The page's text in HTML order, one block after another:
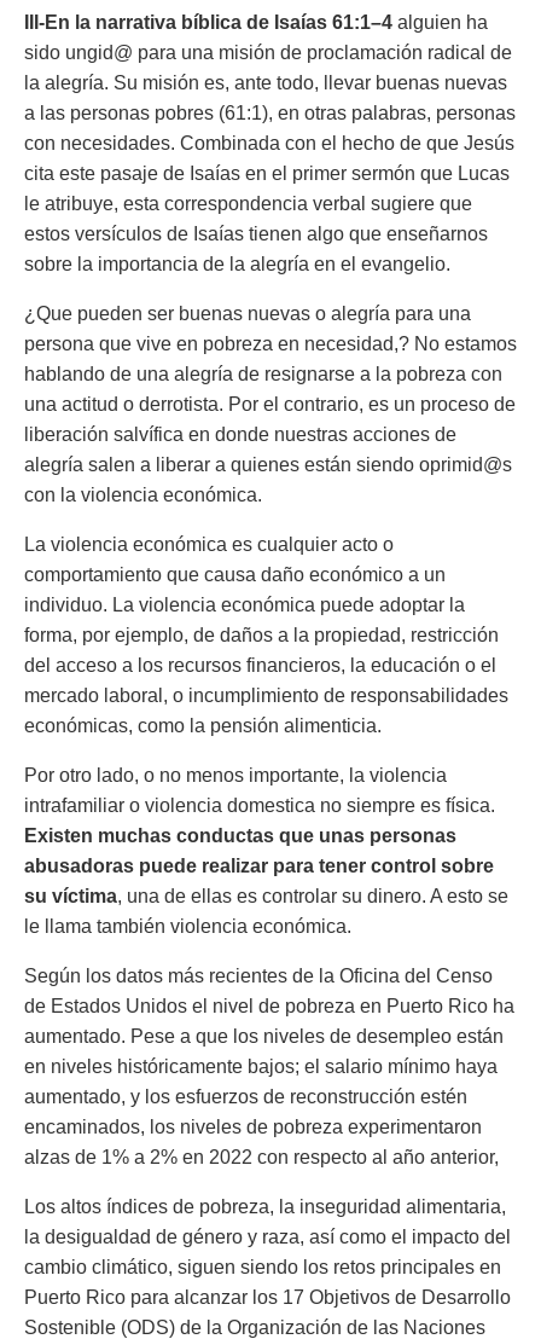
III-En la narrativa bíblica de Isaías 61:1–4 alguien ha
sido ungid@ para una misión de proclamación radical de
la alegría. Su misión es, ante todo, llevar buenas nuevas
a las personas pobres (61:1), en otras palabras, personas
con necesidades. Combinada con el hecho de que Jesús
cita este pasaje de Isaías en el primer sermón que Lucas
le atribuye, esta correspondencia verbal sugiere que
estos versículos de Isaías tienen algo que enseñarnos
sobre la importancia de la alegría en el evangelio.
¿Que pueden ser buenas nuevas o alegría para una
persona que vive en pobreza en necesidad,? No estamos
hablando de una alegría de resignarse a la pobreza con
una actitud o derrotista. Por el contrario, es un proceso de
liberación salvífica en donde nuestras acciones de
alegría salen a liberar a quienes están siendo oprimid@s
con la violencia económica.
La violencia económica es cualquier acto o
comportamiento que causa daño económico a un
individuo. La violencia económica puede adoptar la
forma, por ejemplo, de daños a la propiedad, restricción
del acceso a los recursos financieros, la educación o el
mercado laboral, o incumplimiento de responsabilidades
económicas, como la pensión alimenticia.
Por otro lado, o no menos importante, la violencia
intrafamiliar o violencia domestica no siempre es física.
Existen muchas conductas que unas personas
abusadoras puede realizar para tener control sobre
su víctima, una de ellas es controlar su dinero. A esto se
le llama también violencia económica.
Según los datos más recientes de la Oficina del Censo
de Estados Unidos el nivel de pobreza en Puerto Rico ha
aumentado. Pese a que los niveles de desempleo están
en niveles históricamente bajos; el salario mínimo haya
aumentado, y los esfuerzos de reconstrucción estén
encaminados, los niveles de pobreza experimentaron
alzas de 1% a 2% en 2022 con respecto al año anterior,
Los altos índices de pobreza, la inseguridad alimentaria,
la desigualdad de género y raza, así como el impacto del
cambio climático, siguen siendo los retos principales en
Puerto Rico para alcanzar los 17 Objetivos de Desarrollo
Sostenible (ODS) de la Organización de las Naciones